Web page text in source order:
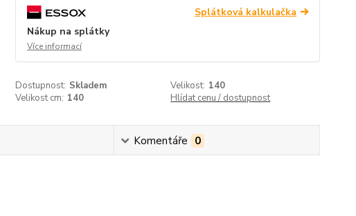
Splátková kalkulačka
Nákup na splátky
Více informací
Dostupnost: Skladem Velikost: 140
Velikost cm: 140 Hlídat cenu / dostupnost
Komentáře 0